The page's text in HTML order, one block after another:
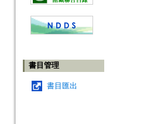
書目管理
書目匯出